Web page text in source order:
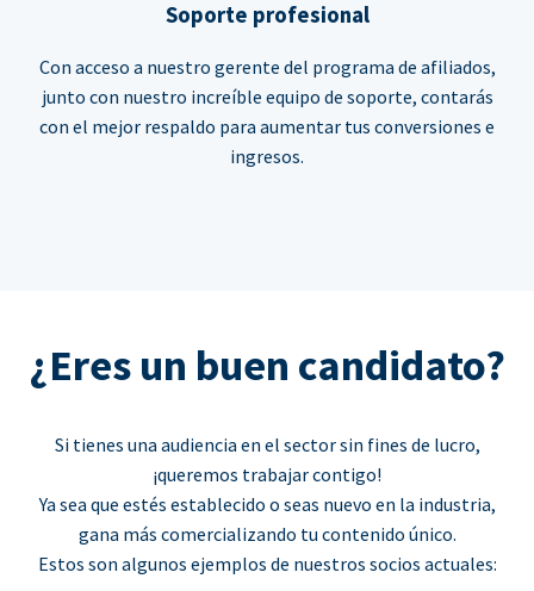
Soporte profesional
Con acceso a nuestro gerente del programa de afiliados,
junto con nuestro increíble equipo de soporte, contarás
con el mejor respaldo para aumentar tus conversiones e
ingresos.
¿Eres un buen candidato?
Si tienes una audiencia en el sector sin fines de lucro,
¡queremos trabajar contigo!
Ya sea que estés establecido o seas nuevo en la industria,
gana más comercializando tu contenido único.
Estos son algunos ejemplos de nuestros socios actuales: